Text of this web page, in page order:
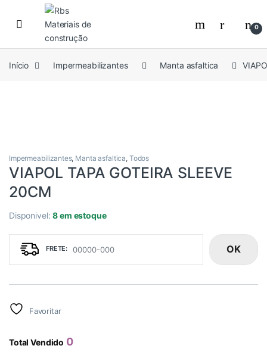
Skip to navigation
Skip to content
0
Início Impermeabilizantes Manta asfaltica
Impermeabilizantes, Manta asfaltica, Todos
VIAPOL TAPA GOTEIRA SLEEVE
20CM
Disponivel:8 em estoque
OK
Favoritar
Total Vendido 0